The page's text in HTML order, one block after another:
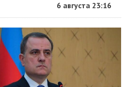
6 августа 23:16